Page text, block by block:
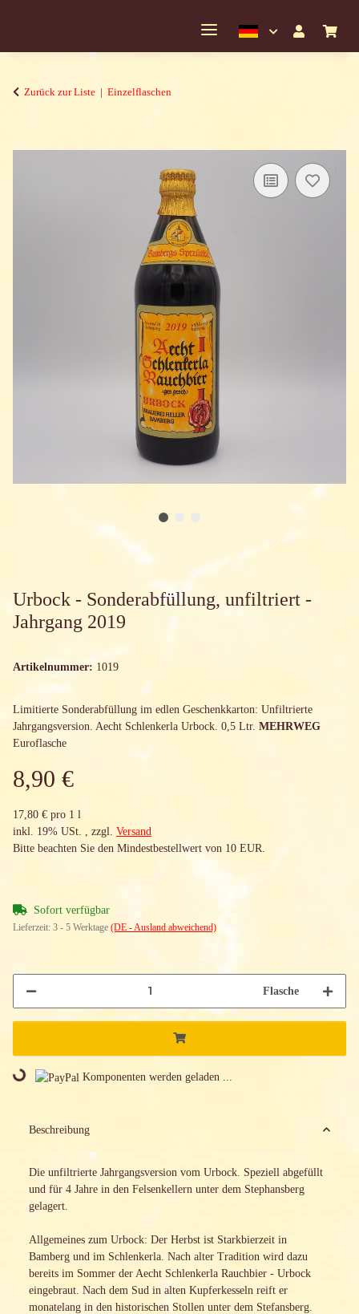
Zurück zur Liste Einzelflaschen
Urbock - Sonderabfüllung, unfiltriert -
Jahrgang 2019
Artikelnummer: 1019
Limitierte Sonderabfüllung im edlen Geschenkkarton: Unfiltrierte
Jahrgangsversion. Aecht Schlenkerla Urbock. 0,5 Ltr. MEHRWEG
Euroflasche
8,90 €
17,80 € pro 1 l
inkl. 19% USt. , zzgl. Versand
Bitte beachten Sie den Mindestbestellwert von 10 EUR.
Sofort verfügbar
Lieferzeit: 3 - 5 Werktage (DE - Ausland abweichend)
Flasche
Loading... Komponenten werden geladen ...
Beschreibung
Die unfiltrierte Jahrgangsversion vom Urbock. Speziell abgefüllt
und für 4 Jahre in den Felsenkellern unter dem Stephansberg
gelagert.
Allgemeines zum Urbock: Der Herbst ist Starkbierzeit in
Bamberg und im Schlenkerla. Nach alter Tradition wird dazu
bereits im Sommer der Aecht Schlenkerla Rauchbier - Urbock
eingebraut. Nach dem Sud in alten Kupferkesseln reift er
monatelang in den historischen Stollen unter dem Stefansberg.